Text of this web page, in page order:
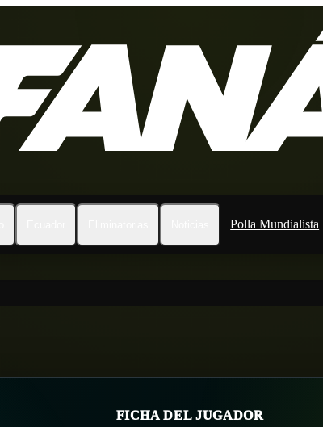
Polla Mundialista
FICHA DEL JUGADOR